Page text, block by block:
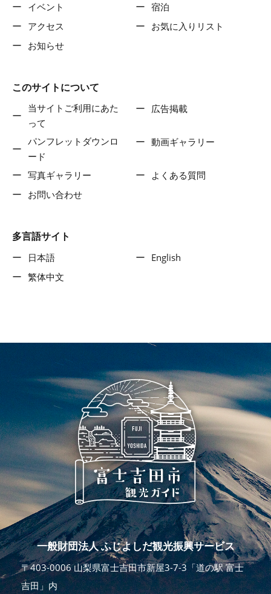
イベント
宿泊
アクセス
お気に入りリスト
お知らせ
このサイトについて
当サイトご利用にあた
って
広告掲載
パンフレットダウンロ
ード
動画ギャラリー
写真ギャラリー
よくある質問
お問い合わせ
多言語サイト
日本語
English
繁体中文
一般財団法人 ふじよしだ観光振興サービス
〒403-0006 山梨県富士吉田市新屋3-7-3「道の駅 富士
吉田」内